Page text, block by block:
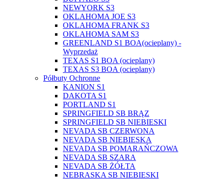
NEWYORK S3
OKLAHOMA JOE S3
OKLAHOMA FRANK S3
OKLAHOMA SAM S3
GREENLAND S1 BOA(ocieplany) -
Wyprzedaż
TEXAS S1 BOA (ocieplany)
TEXAS S3 BOA (ocieplany)
Półbuty Ochronne
KANION S1
DAKOTA S1
PORTLAND S1
SPRINGFIELD SB BRĄZ
SPRINGFIELD SB NIEBIESKI
NEVADA SB CZERWONA
NEVADA SB NIEBIESKA
NEVADA SB POMARAŃCZOWA
NEVADA SB SZARA
NEVADA SB ŻÓŁTA
NEBRASKA SB NIEBIESKI